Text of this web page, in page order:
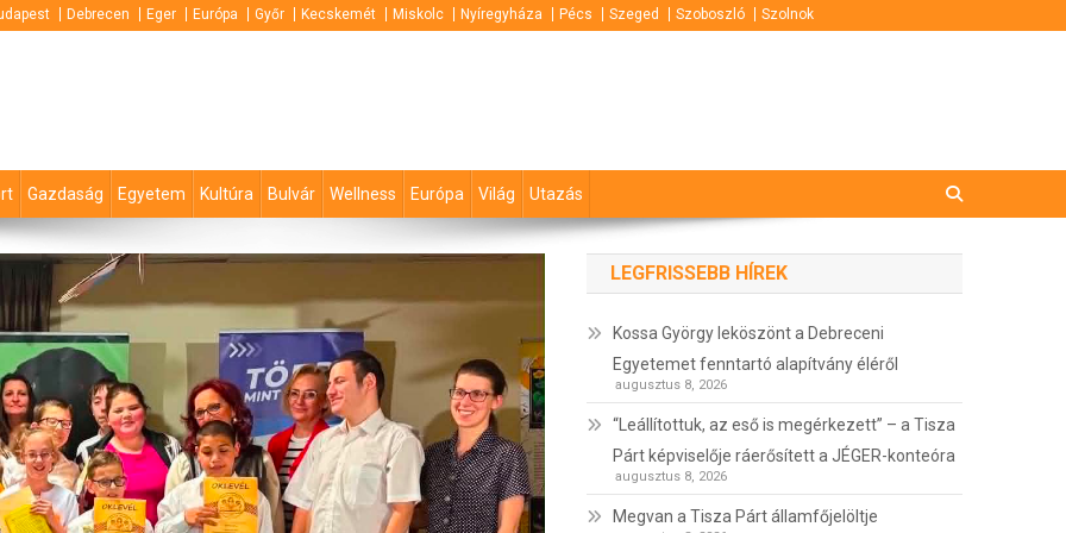
Debrecen Eger Európa Győr Kecskemét Miskolc Nyíregyháza Pécs Szeged Szoboszló Szolnok
Gazdaság Egyetem Kultúra Bulvár Wellness Európa Világ Utazás
LEGFRISSEBB HÍREK
Kossa György leköszönt a Debreceni
Egyetemet fenntartó alapítvány éléről
augusztus 8, 2026
“Leállítottuk, az eső is megérkezett” – a Tisza
Párt képviselője ráerősített a JÉGER-konteóra
augusztus 8, 2026
Megvan a Tisza Párt államfőjelöltje